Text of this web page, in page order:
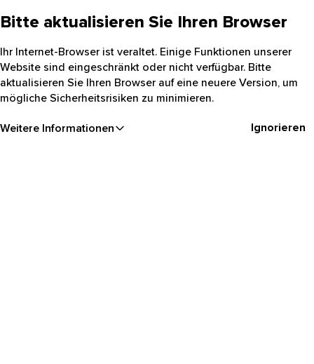
Bitte aktualisieren Sie Ihren Browser
Ihr Internet-Browser ist veraltet. Einige Funktionen unserer
Website sind eingeschränkt oder nicht verfügbar. Bitte
aktualisieren Sie Ihren Browser auf eine neuere Version, um
mögliche Sicherheitsrisiken zu minimieren.
Weitere Informationen Ignorieren